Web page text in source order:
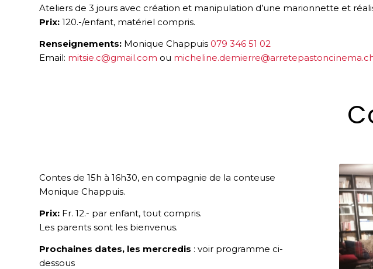
Ateliers de 3 jours avec création et manipulation d’une marionnette et
Prix: 120.-/enfant, matériel compris.
Renseignements: Monique Chappuis 079 346 51 02
Email: mitsie.c@gmail.com ou
Contes de 15h à 16h30, en compagnie de la conteuse
Monique Chappuis.
Prix: Fr. 12.- par enfant, tout compris.
Les parents sont les bienvenus.
Prochaines dates, les mercredis : voir programme ci-
dessous